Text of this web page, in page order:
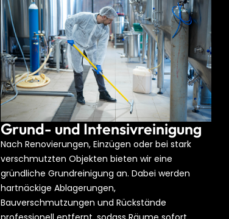
Grund- und Intensivreinigung
Nach Renovierungen, Einzügen oder bei stark
verschmutzten Objekten bieten wir eine
gründliche Grundreinigung an. Dabei werden
hartnäckige Ablagerungen,
Bauverschmutzungen und Rückstände